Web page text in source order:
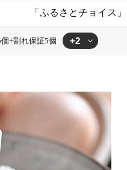
「ふるさとチョイス
+割れ保証5個 +2